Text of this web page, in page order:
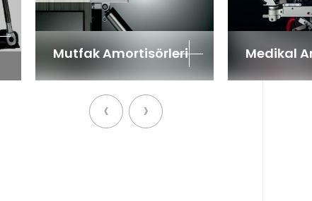
Mutfak Amortisörleri Medikal
‹ ›